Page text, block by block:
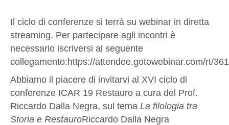
Il ciclo di conferenze si terrà su webinar in diretta
streaming. Per partecipare agli incontri è
necessario iscriversi al seguente
collegamento:https://attendee.gotowebinar.com/rt/
Abbiamo il piacere di invitarvi al XVI ciclo di
conferenze ICAR 19 Restauro a cura del Prof.
Riccardo Dalla Negra, sul temaLa filologia tra
Storia e RestauroRiccardo Dalla Negra